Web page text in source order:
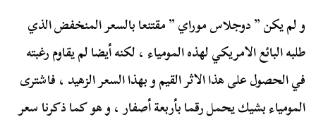
و لم يكن ” دوجلاس موراي ” مقتنعا بالسعر المنخفض الذي
طلبه البائع الامريكي لهذه المومياء ، لكنه أيضا لم يقاوم رغبته
في الحصول على هذا الاثر القيم و بهذا السعر الزهيد ، فاشترى
المومياء بشيك يحمل رقما بأربعة أصفار ، و هو كما ذكرنا سعر